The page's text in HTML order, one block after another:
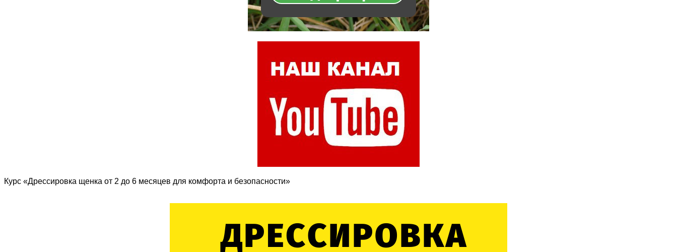
Курс «Дрессировка щенка от 2 до 6 месяцев для комфорта и безопасности»